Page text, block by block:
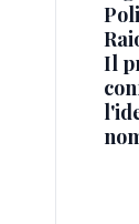
Il